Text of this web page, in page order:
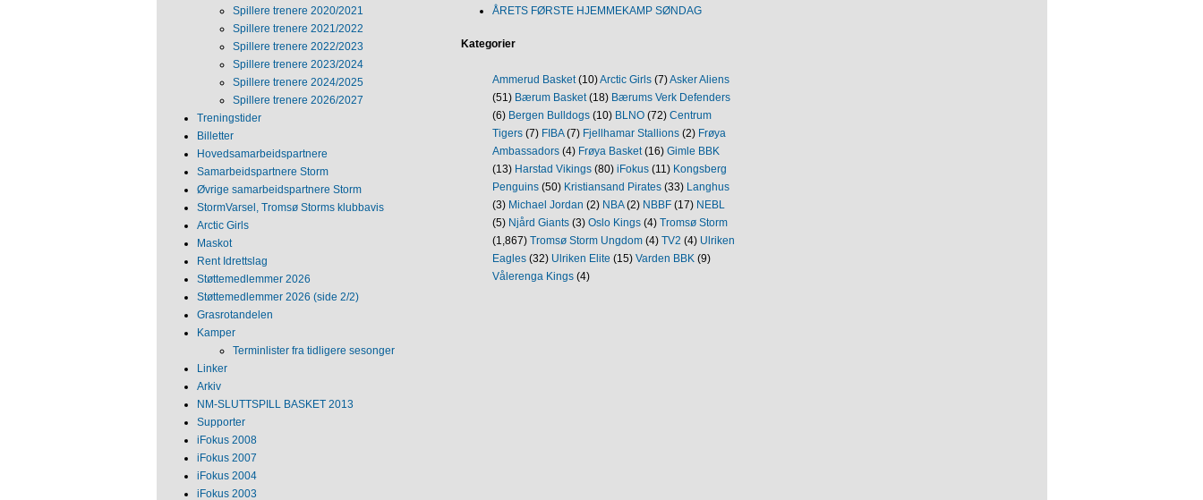
Spillere trenere 2020/2021
Spillere trenere 2021/2022
Spillere trenere 2022/2023
Spillere trenere 2023/2024
Spillere trenere 2024/2025
Spillere trenere 2026/2027
Treningstider
Billetter
Hovedsamarbeidspartnere
Samarbeidspartnere Storm
Øvrige samarbeidspartnere Storm
StormVarsel, Tromsø Storms klubbavis
Arctic Girls
Maskot
Rent Idrettslag
Støttemedlemmer 2026
Støttemedlemmer 2026 (side 2/2)
Grasrotandelen
Kamper
Terminlister fra tidligere sesonger
Linker
Arkiv
NM‐SLUTTSPILL BASKET 2013
Supporter
iFokus 2008
iFokus 2007
iFokus 2004
iFokus 2003
ÅRETS FØRSTE HJEMMEKAMP SØNDAG
Kategorier
Ammerud Basket(10)Arctic Girls(7)Asker Aliens
(51) Bærum Basket(18) Bærums Verk Defenders
(6) Bergen Bulldogs(10) BLNO(72) Centrum
Tigers(7) FIBA(7) Fjellhamar Stallions(2) Frøya
Ambassadors(4) Frøya Basket(16) Gimle BBK
(13) Harstad Vikings(80) iFokus(11) Kongsberg
Penguins(50) Kristiansand Pirates(33) Langhus
(3) Michael Jordan (2) NBA(2) NBBF(17) NEBL
(5) Njård Giants(3) Oslo Kings(4) Tromsø Storm
(1,867) Tromsø Storm Ungdom(4) TV2 (4) Ulriken
Eagles(32) Ulriken Elite (15) Varden BBK (9)
Vålerenga Kings(4)